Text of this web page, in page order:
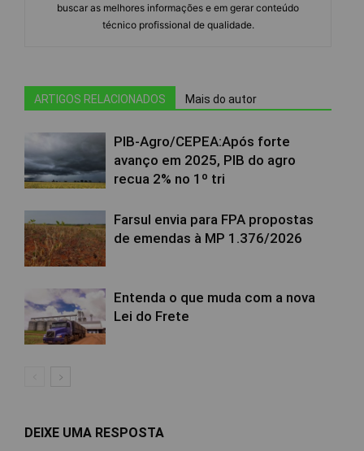
buscar as melhores informações e em gerar conteúdo
técnico profissional de qualidade.
ARTIGOS RELACIONADOS Mais do autor
PIB-Agro/CEPEA:Após forte
avanço em 2025, PIB do agro
recua 2% no 1º tri
Farsul envia para FPA propostas
de emendas à MP 1.376/2026
Entenda o que muda com a nova
Lei do Frete
DEIXE UMA RESPOSTA